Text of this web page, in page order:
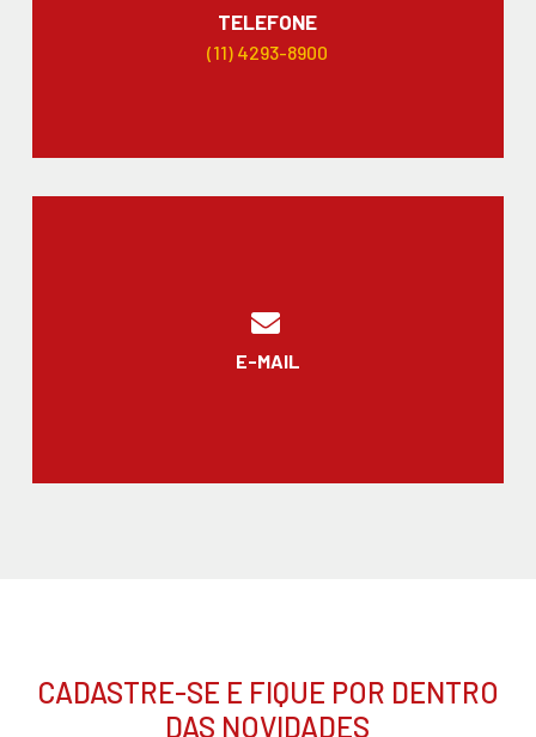
TELEFONE
(11) 4293-8900
E-MAIL
CADASTRE-SE E FIQUE POR DENTRO
DAS NOVIDADES